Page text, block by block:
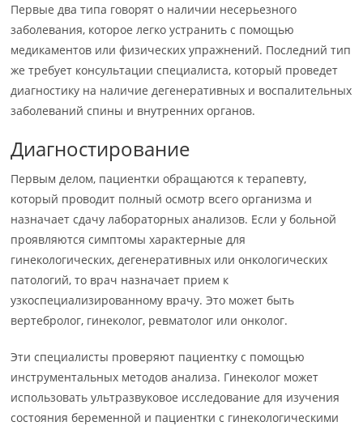
Первые два типа говорят о наличии несерьезного
заболевания, которое легко устранить с помощью
медикаментов или физических упражнений. Последний тип
же требует консультации специалиста, который проведет
диагностику на наличие дегенеративных и воспалительных
заболеваний спины и внутренних органов.
Диагностирование
Первым делом, пациентки обращаются к терапевту,
который проводит полный осмотр всего организма и
назначает сдачу лабораторных анализов. Если у больной
проявляются симптомы характерные для
гинекологических, дегенеративных или онкологических
патологий, то врач назначает прием к
узкоспециализированному врачу. Это может быть
вертебролог, гинеколог, ревматолог или онколог.
Эти специалисты проверяют пациентку с помощью
инструментальных методов анализа. Гинеколог может
использовать ультразвуковое исследование для изучения
состояния беременной и пациентки с гинекологическими